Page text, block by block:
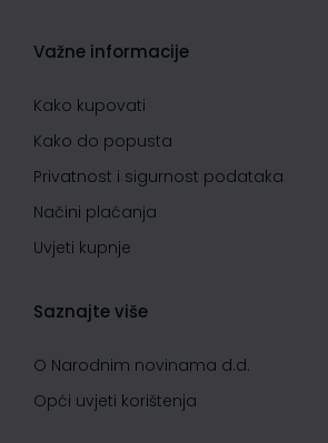
Važne informacije
Kako kupovati
Kako do popusta
Privatnost i sigurnost podataka
Načini plaćanja
Uvjeti kupnje
Saznajte više
O Narodnim novinama d.d.
Opći uvjeti korištenja